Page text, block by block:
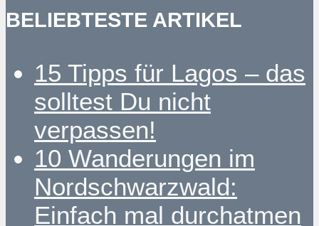
BELIEBTESTE ARTIKEL
15 Tipps für Lagos – das
solltest Du nicht
verpassen!
10 Wanderungen im
Nordschwarzwald:
Einfach mal durchatmen